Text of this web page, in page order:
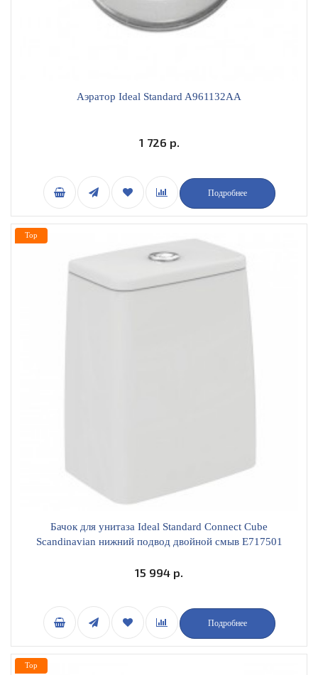
Аэратор Ideal Standard A961132AA
1 726 р.
Подробнее
Бачок для унитаза Ideal Standard Connect Cube
Scandinavian нижний подвод двойной смыв E717501
15 994 р.
Подробнее
Top
Top